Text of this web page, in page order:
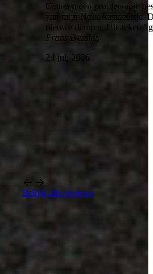
Gisteren een probleempje
van mijn Nolte kastdeurtje.
nieuwe demper. Uitstekend
Frans Dessing
24 juli 2026
Bekijk alle reviews